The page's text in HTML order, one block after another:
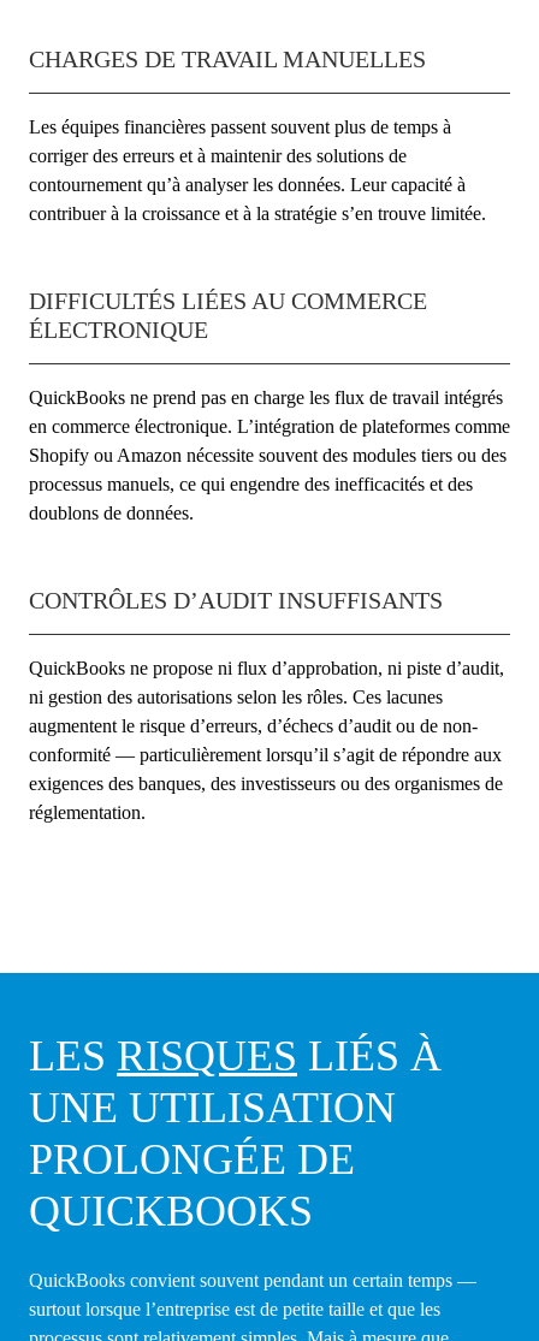
CHARGES DE TRAVAIL MANUELLES
Les équipes financières passent souvent plus de temps à
corriger des erreurs et à maintenir des solutions de
contournement qu’à analyser les données. Leur capacité à
contribuer à la croissance et à la stratégie s’en trouve limitée.
DIFFICULTÉS LIÉES AU COMMERCE
ÉLECTRONIQUE
QuickBooks ne prend pas en charge les flux de travail intégrés
en commerce électronique. L’intégration de plateformes comme
Shopify ou Amazon nécessite souvent des modules tiers ou des
processus manuels, ce qui engendre des inefficacités et des
doublons de données.
CONTRÔLES D’AUDIT INSUFFISANTS
QuickBooks ne propose ni flux d’approbation, ni piste d’audit,
ni gestion des autorisations selon les rôles. Ces lacunes
augmentent le risque d’erreurs, d’échecs d’audit ou de non-
conformité — particulièrement lorsqu’il s’agit de répondre aux
exigences des banques, des investisseurs ou des organismes de
réglementation.
LES RISQUES LIÉS À
UNE UTILISATION
PROLONGÉE DE
QUICKBOOKS
QuickBooks convient souvent pendant un certain temps —
surtout lorsque l’entreprise est de petite taille et que les